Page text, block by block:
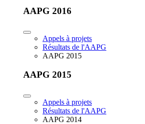
AAPG 2016
Appels à projets
Résultats de l'AAPG
AAPG 2015
AAPG 2015
Appels à projets
Résultats de l'AAPG
AAPG 2014